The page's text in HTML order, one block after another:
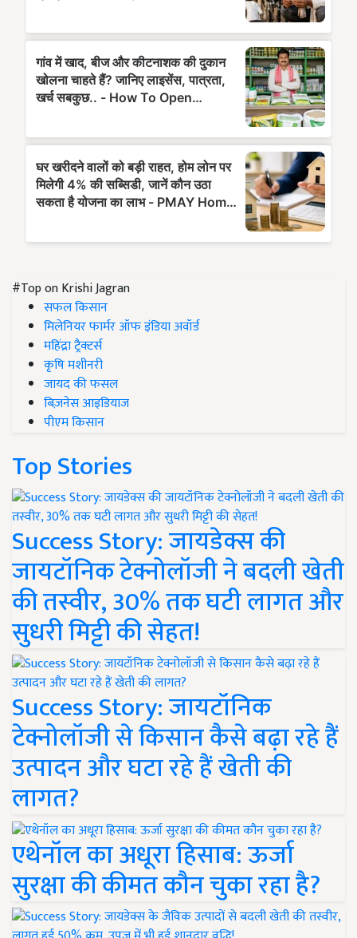
#Top on Krishi Jagran
सफल किसान
मिलेनियर फार्मर ऑफ इंडिया अवॉर्ड
महिंद्रा ट्रैक्टर्स
कृषि मशीनरी
जायद की फसल
बिज़नेस आइडियाज
पीएम किसान
Top Stories
Success Story: जायडेक्स की
जायटॉनिक टेक्नोलॉजी ने बदली खेती
की तस्वीर, 30% तक घटी लागत और
सुधरी मिट्टी की सेहत!
Success Story: जायटॉनिक
टेक्नोलॉजी से किसान कैसे बढ़ा रहे हैं
उत्पादन और घटा रहे हैं खेती की
लागत?
एथेनॉल का अधूरा हिसाब: ऊर्जा
सुरक्षा की कीमत कौन चुका रहा है?